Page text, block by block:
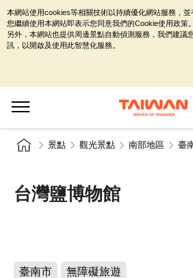
景點 觀光景點 南部地區 臺
台灣鹽博物館
臺南市 無障礙旅遊
本網站使用cookies等相關技術以持續優化網站服務，
您繼續使用本網站即表示您同意我們的Cookie使用政策。
另外，本網站也提供周邊景點自動偵測服務，我們建議
訊，以開啟及使用此智慧化服務。